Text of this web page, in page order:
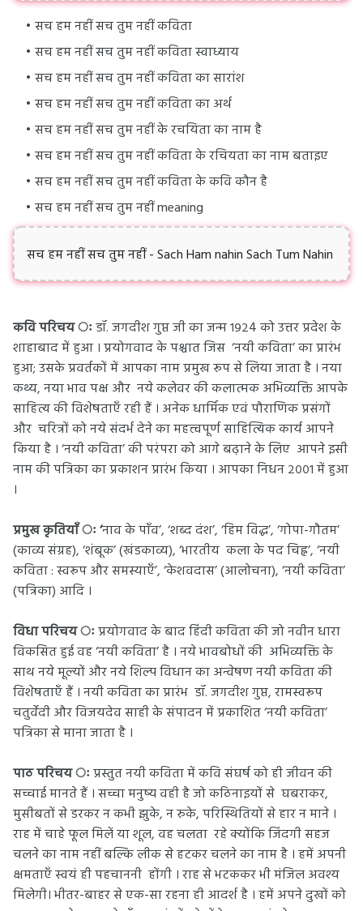
सच हम नहीं सच तुम नहीं कविता
सच हम नहीं सच तुम नहीं कविता स्वाध्याय
सच हम नहीं सच तुम नहीं कविता का सारांश
सच हम नहीं सच तुम नहीं कविता का अर्थ
सच हम नहीं सच तुम नहीं के रचयिता का नाम है
सच हम नहीं सच तुम नहीं कविता के रचियता का नाम बताइए
सच हम नहीं सच तुम नहीं कविता के कवि कौन है
सच हम नहीं सच तुम नहीं meaning
सच हम नहीं सच तुम नहीं - Sach Ham nahin Sach Tum Nahin
कवि परिचय ःडॉ. जगदीश गुप्त जी का जन्म १९२4 को उत्तर प्रदेश के
शाहाबाद में हुआ । प्रयोगवाद के पश्चात जिस ‘नयी कविता’ का प्रारंभ
हुआ; उसके प्रवर्तकों में आपका नाम प्रमुख रूप से लिया जाता है । नया
कथ्य, नया भाव पक्ष और नये कलेवर की कलात्मक अभिव्यक्ति आपके
साहित्य की विशेषताएँ रही हैं । अनेक धार्मिक एवं पौराणिक प्रसंगों
और चरित्रों को नये संदर्भ देने का महत्त्वपूर्ण साहित्यिक कार्य आपने
किया है । ‘नयी कविता’ की परंपरा को आगे बढ़ाने के लिए आपने इसी
नाम की पत्रिका का प्रकाशन प्रारंभ किया । आपका निधन २००१ में हुआ
।
प्रमुख कृतियाँ ः ‘नाव के पाँव’, ‘शब्द दंश’, ‘हिम विद्ध’, ‘गोपा-गौतम’
(काव्य संग्रह), ‘शंबूक’ (खंडकाव्य), ‘भारतीय कला के पद चिह्न’, ‘नयी
कविता : स्वरूप और समस्याएँ’, ‘केशवदास’ (आलोचना), ‘नयी कविता’
(पत्रिका) आदि ।
विधा परिचय ःप्रयोगवाद के बाद हिंदी कविता की जो नवीन धारा
विकसित हुई वह ‘नयी कविता’ है । नये भावबोधों की अभिव्यक्ति के
साथ नये मूल्यों और नये शिल्प विधान का अन्वेषण नयी कविता की
विशेषताएँ हैं । नयी कविता का प्रारंभ डॉ. जगदीश गुप्त, रामस्वरूप
चतुर्वेदी और विजयदेव साही के संपादन में प्रकाशित ‘नयी कविता’
पत्रिका से माना जाता है ।
पाठ परिचय ःप्रस्तुत नयी कविता में कवि संघर्ष को ही जीवन की
सच्चाई मानते हैं । सच्चा मनुष्य वही है जो कठिनाइयों से घबराकर,
मुसीबतों से डरकर न कभी झुके, न रुके, परिस्थितियों से हार न माने ।
राह में चाहे फूल मिलें या शूल, वह चलता रहे क्योंकि जिंदगी सहज
चलने का नाम नहीं बल्कि लीक से हटकर चलने का नाम है । हमें अपनी
क्षमताएँ स्वयं ही पहचाननी होंगी । राह से भटककर भी मंजिल अवश्य
मिलेगी। भीतर-बाहर से एक-सा रहना ही आदर्श है । हमें अपने दुखों को